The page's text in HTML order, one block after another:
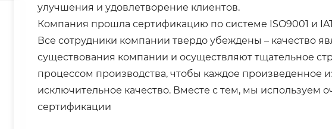
улучшения и удовлетворение клиентов.
Компания прошла сертификацию по системе ISO9001 и
Все сотрудники компании твердо убеждены – качество
существования компании и осуществляют тщательное
процессом производства, чтобы каждое произведенное
исключительное качество. Вместе с тем, мы используем
сертификации